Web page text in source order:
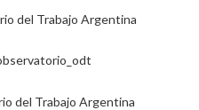
del Trabajo Argentina
del Trabajo Argentina